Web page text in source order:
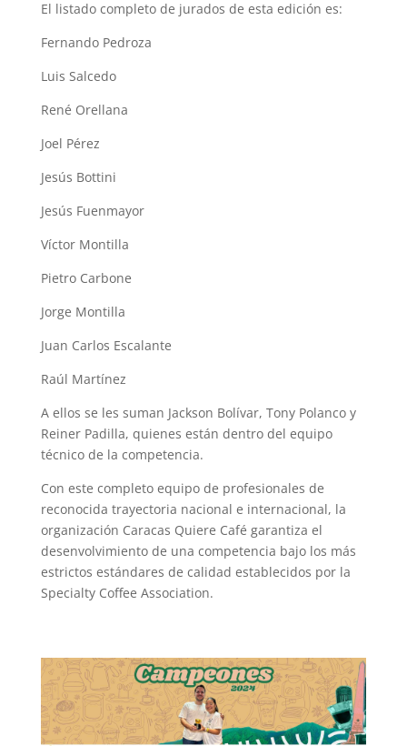
El listado completo de jurados de esta edición es:
Fernando Pedroza
Luis Salcedo
René Orellana
Joel Pérez
Jesús Bottini
Jesús Fuenmayor
Víctor Montilla
Pietro Carbone
Jorge Montilla
Juan Carlos Escalante
Raúl Martínez
A ellos se les suman Jackson Bolívar, Tony Polanco y
Reiner Padilla, quienes están dentro del equipo
técnico de la competencia.
Con este completo equipo de profesionales de
reconocida trayectoria nacional e internacional, la
organización Caracas Quiere Café garantiza el
desenvolvimiento de una competencia bajo los más
estrictos estándares de calidad establecidos por la
Specialty Coffee Association.